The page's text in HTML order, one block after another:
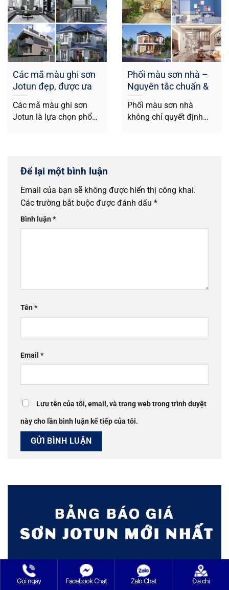
Các mã màu ghi sơn
Jotun đẹp, được ưa
chuộng nhất hiện nay
Các mã màu ghi sơn
Jotun là lựa chọn phổ
Phối màu sơn nhà –
Nguyên tắc chuẩn &
Xu hướng mới 2026
Phối màu sơn nhà
không chỉ quyết định
Để lại một bình luận
Email của bạn sẽ không được hiển thị công khai.
Các trường bắt buộc được đánh dấu *
Bình luận*
Tên*
Email *
Lưu tên của tôi, email, và trang web trong trình duyệt
này cho lần bình luận kế tiếp của tôi.
Gọi ngay Facebook Chat Zalo Chat Địa chỉ